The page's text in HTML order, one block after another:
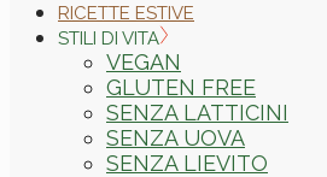
RICETTE ESTIVE
STILI DI VITA
VEGAN
GLUTEN FREE
SENZA LATTICINI
SENZA UOVA
SENZA LIEVITO